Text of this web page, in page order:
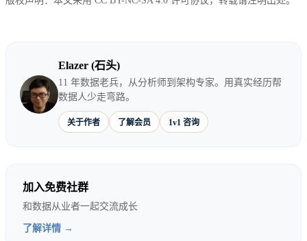
如果系统把这句话直接交给模型生成 SQL，模型会选
择一个看似合理的解释。但这个解释未必是公司认可
Elazer (石头)
11 年数据老兵，从分析师到架构专家。用真实经历帮
数据人少走弯路。
关于作者 了解会员 1v1 咨询
加入免费社群
和数据从业者一起交流成长
了解详情 →